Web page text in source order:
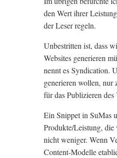
den Wert ihrer
der Leser regeln.
Unbestritten ist, dass
Websites generieren
nennt es Syndication.
generieren wollen, nur
für das Publizieren
Ein Snippet in SuMas
Produkte/Leistung,
nicht weniger. Wenn
Content-Modelle